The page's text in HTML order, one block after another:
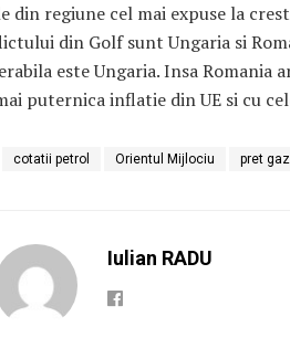
din regiune cel mai expuse la
din Golf sunt Ungaria si
este Ungaria. Insa Romania
puternica inflatie din UE si cu
cotatii petrol Orientul Mijlociu pret
Iulian RADU